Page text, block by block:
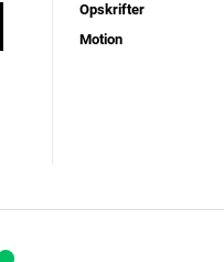
Opskrifter
Motion